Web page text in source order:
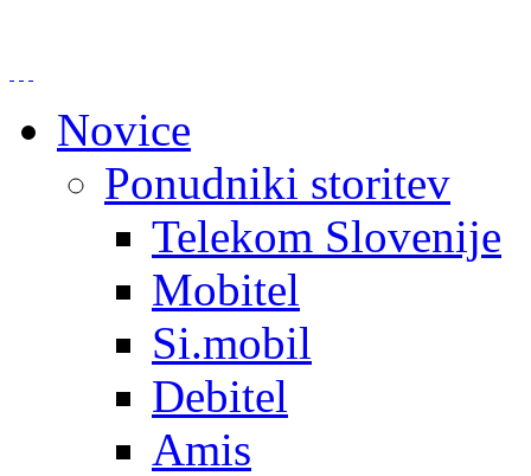
Novice
Ponudniki storitev
Telekom Slovenije
Mobitel
Si.mobil
Debitel
Amis